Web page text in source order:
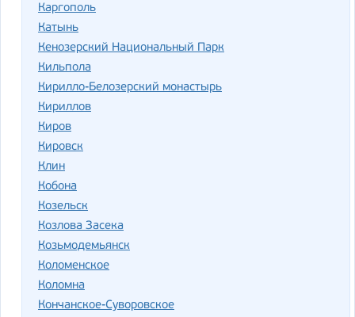
Каргополь
Катынь
Кенозерский Национальный Парк
Кильпола
Кирилло-Белозерский монастырь
Кириллов
Киров
Кировск
Клин
Кобона
Козельск
Козлова Засека
Козьмодемьянск
Коломенское
Коломна
Кончанское-Суворовское